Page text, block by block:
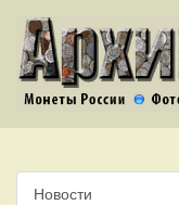
Новости